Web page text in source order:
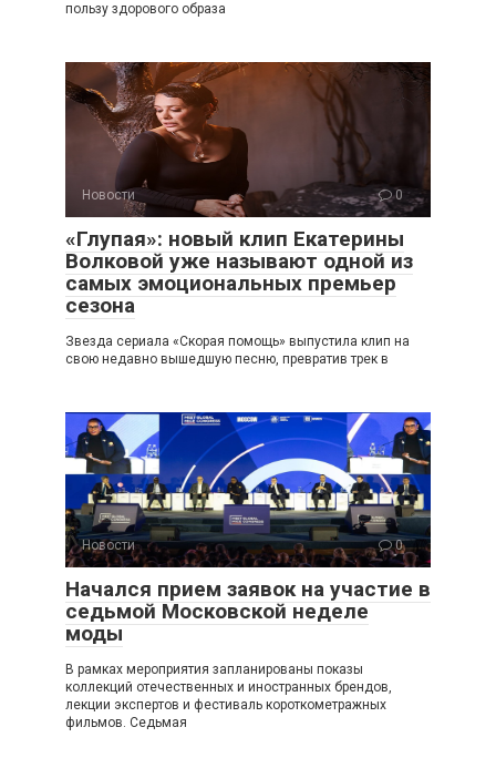
пользу здорового образа
Новости 0
«Глупая»: новый клип Екатерины
Волковой уже называют одной из
самых эмоциональных премьер
сезона
Звезда сериала «Скорая помощь» выпустила клип на
свою недавно вышедшую песню, превратив трек в
Новости 0
Начался прием заявок на участие в
седьмой Московской неделе
моды
В рамках мероприятия запланированы показы
коллекций отечественных и иностранных брендов,
лекции экспертов и фестиваль короткометражных
фильмов. Седьмая